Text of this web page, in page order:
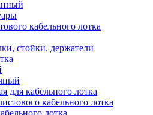
кабельного лотка
стойки, держатели
для кабельного лотка
кабельного лотка
лотка